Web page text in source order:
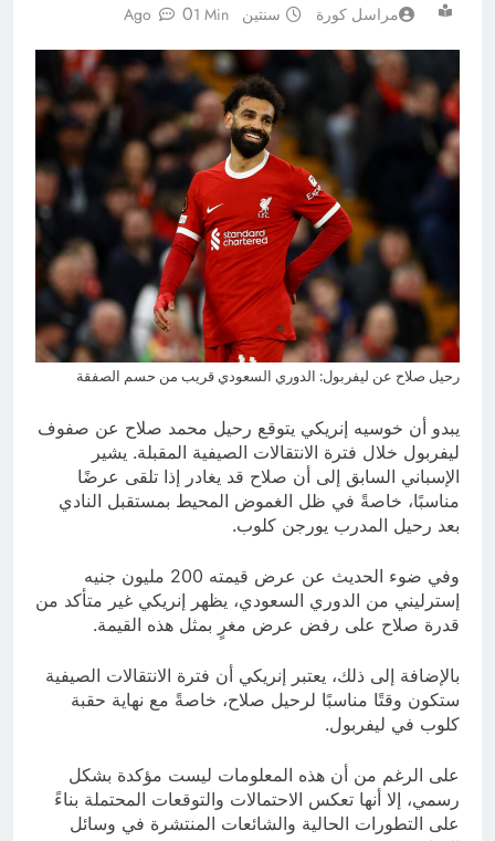
مراسل كورة سنتين Ago 01 Min
رحيل صلاح عن ليفربول: الدوري السعودي قريب من حسم الصفقة
يبدو أن خوسيه إنريكي يتوقع رحيل محمد صلاح عن صفوف
ليفربول خلال فترة الانتقالات الصيفية المقبلة. يشير
الإسباني السابق إلى أن صلاح قد يغادر إذا تلقى عرضًا
مناسبًا، خاصةً في ظل الغموض المحيط بمستقبل النادي
بعد رحيل المدرب يورجن كلوب.
وفي ضوء الحديث عن عرض قيمته 200 مليون جنيه
إسترليني من الدوري السعودي، يظهر إنريكي غير متأكد من
قدرة صلاح على رفض عرض مغرٍ بمثل هذه القيمة.
بالإضافة إلى ذلك، يعتبر إنريكي أن فترة الانتقالات الصيفية
ستكون وقتًا مناسبًا لرحيل صلاح، خاصةً مع نهاية حقبة
كلوب في ليفربول.
على الرغم من أن هذه المعلومات ليست مؤكدة بشكل
رسمي، إلا أنها تعكس الاحتمالات والتوقعات المحتملة بناءً
على التطورات الحالية والشائعات المنتشرة في وسائل